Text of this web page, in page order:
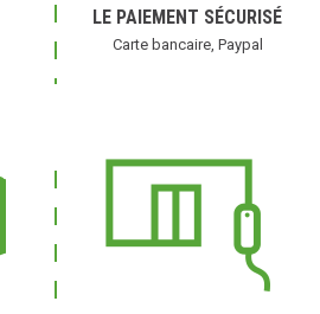
LE PAIEMENT SÉCURISÉ
Carte bancaire, Paypal